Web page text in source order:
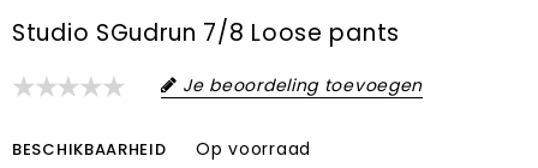
Studio SGudrun 7/8 Loose pants
Je beoordeling toevoegen
BESCHIKBAARHEID Op voorraad